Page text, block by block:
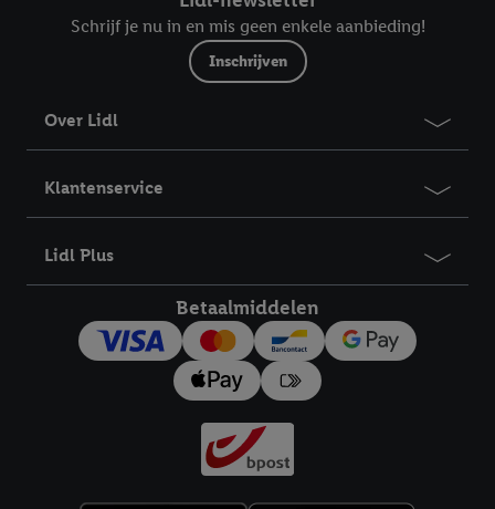
Schrijf je nu in en mis geen enkele aanbieding!
Inschrijven
Over Lidl
Klantenservice
Lidl Plus
Betaalmiddelen